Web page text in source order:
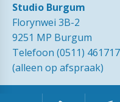
Studio Burgum
Florynwei 3B-2
9251 MP Burgum
Telefoon (0511) 461717
(alleen op afspraak)
© 1989 - 2026 RTVNOF·